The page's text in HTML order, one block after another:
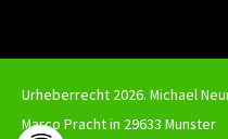
Urheberrecht 2026. Michael
Marco Pracht in 29633 Munster